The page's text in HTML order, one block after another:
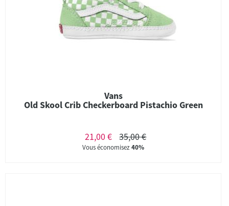
Vans
Old Skool Crib Checkerboard Pistachio Green
21,00 € 35,00 €
Vous économisez40%